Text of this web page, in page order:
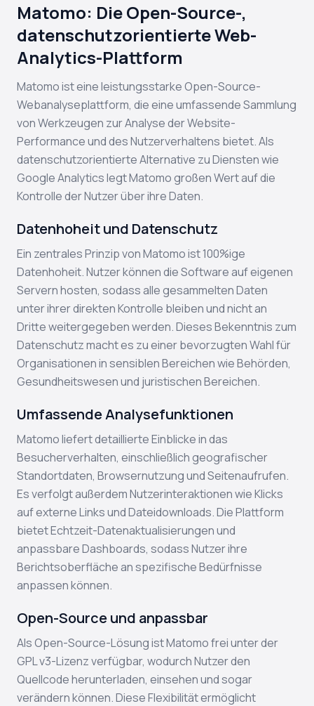
Matomo: Die Open-Source-,
datenschutzorientierte Web-
Analytics-Plattform
Matomo ist eine leistungsstarke Open-Source-
Webanalyseplattform, die eine umfassende Sammlung
von Werkzeugen zur Analyse der Website-
Performance und des Nutzerverhaltens bietet. Als
datenschutzorientierte Alternative zu Diensten wie
Google Analytics legt Matomo großen Wert auf die
Kontrolle der Nutzer über ihre Daten.
Datenhoheit und Datenschutz
Ein zentrales Prinzip von Matomo ist 100%ige
Datenhoheit. Nutzer können die Software auf eigenen
Servern hosten, sodass alle gesammelten Daten
unter ihrer direkten Kontrolle bleiben und nicht an
Dritte weitergegeben werden. Dieses Bekenntnis zum
Datenschutz macht es zu einer bevorzugten Wahl für
Organisationen in sensiblen Bereichen wie Behörden,
Gesundheitswesen und juristischen Bereichen.
Umfassende Analysefunktionen
Matomo liefert detaillierte Einblicke in das
Besucherverhalten, einschließlich geografischer
Standortdaten, Browsernutzung und Seitenaufrufen.
Es verfolgt außerdem Nutzerinteraktionen wie Klicks
auf externe Links und Dateidownloads. Die Plattform
bietet Echtzeit-Datenaktualisierungen und
anpassbare Dashboards, sodass Nutzer ihre
Berichtsoberfläche an spezifische Bedürfnisse
anpassen können.
Open-Source und anpassbar
Als Open-Source-Lösung ist Matomo frei unter der
GPL v3-Lizenz verfügbar, wodurch Nutzer den
Quellcode herunterladen, einsehen und sogar
verändern können. Diese Flexibilität ermöglicht